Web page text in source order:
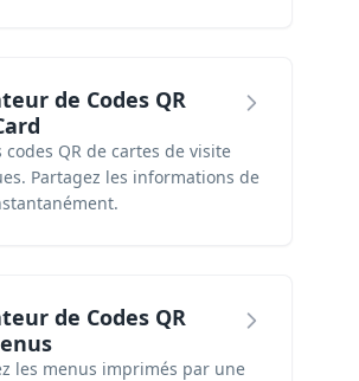
de Codes QR
codes QR de cartes de visite
Partagez les informations de
de Codes QR
les menus imprimés par une